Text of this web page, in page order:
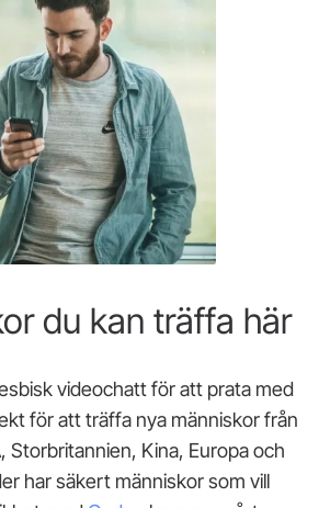
du kan träffa här
videochatt för att prata med
för att träffa nya människor från
Storbritannien, Kina, Europa och
har säkert människor som vill